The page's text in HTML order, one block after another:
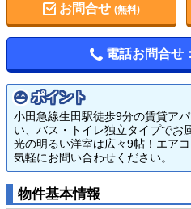
お問合せ (無料)
電話お問合せ
ポイント
小田急線生田駅徒歩9分の賃貸ア
い、バス・トイレ独立タイプでお
光の明るい洋室は広々9帖！エア
気軽にお問い合わせください。
物件基本情報